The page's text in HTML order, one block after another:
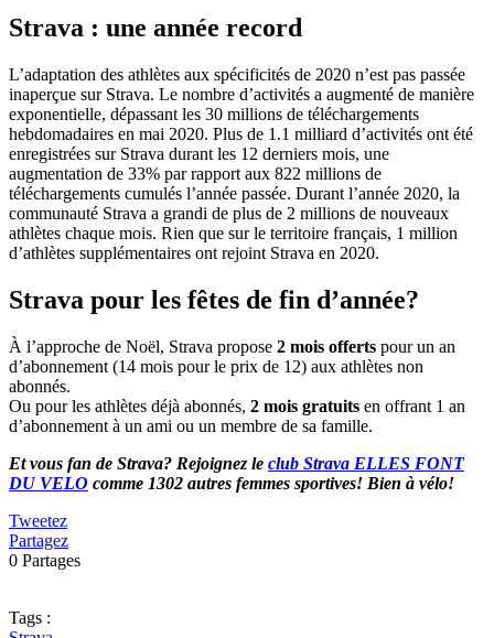
Strava : une année record
L’adaptation des athlètes aux spécificités de 2020 n’est pas passée
inaperçue sur Strava. Le nombre d’activités a augmenté de manière
exponentielle, dépassant les 30 millions de téléchargements
hebdomadaires en mai 2020. Plus de 1.1 milliard d’activités ont été
enregistrées sur Strava durant les 12 derniers mois, une
augmentation de 33% par rapport aux 822 millions de
téléchargements cumulés l’année passée. Durant l’année 2020, la
communauté Strava a grandi de plus de 2 millions de nouveaux
athlètes chaque mois. Rien que sur le territoire français, 1 million
d’athlètes supplémentaires ont rejoint Strava en 2020.
Strava pour les fêtes de fin d’année?
À l’approche de Noël, Strava propose 2 mois offerts pour un an
d’abonnement (14 mois pour le prix de 12) aux athlètes non
abonnés.
Ou pour les athlètes déjà abonnés, 2 mois gratuits en offrant 1 an
d’abonnement à un ami ou un membre de sa famille.
Et vous fan de Strava? Rejoignez le club Strava ELLES FONT
DU VELO comme 1302 autres femmes sportives! Bien à vélo!
Tweetez
Partagez
0 Partages
Tags :